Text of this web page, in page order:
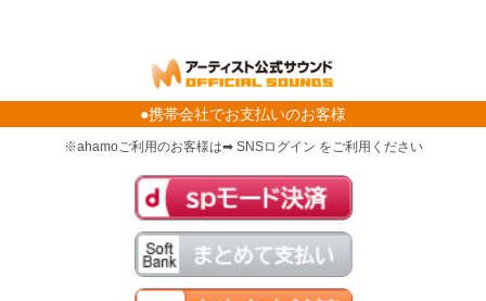
●携帯会社でお支払いのお客様
※ahamoご利用のお客様は➡ SNSログイン をご利用ください